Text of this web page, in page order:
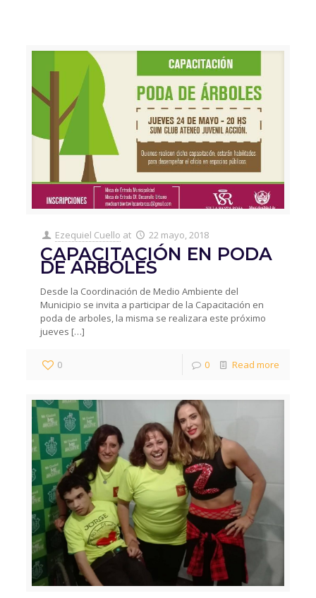
Ezequiel Cuello at 22 mayo, 2018
CAPACITACIÓN EN PODA
DE ARBOLES
Desde la Coordinación de Medio Ambiente del
Municipio se invita a participar de la Capacitación en
poda de arboles, la misma se realizara este próximo
jueves […]
0 0 Read more